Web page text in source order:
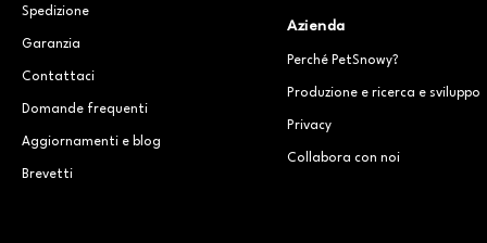
Spedizione
Garanzia
Contattaci
Domande frequenti
Aggiornamenti e blog
Brevetti
Azienda
Perché PetSnowy?
Produzione e ricerca e sviluppo
Privacy
Collabora con noi